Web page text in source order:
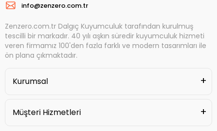
info@zenzero.com.tr
Zenzero.com.tr Dalgıç Kuyumculuk tarafından kurulmuş
tescilli bir markadır. 40 yılı aşkın süredir kuyumculuk hizmeti
veren firmamız 100'den fazla farklı ve modern tasarımları ile
ön plana çıkmaktadır.
Kurumsal
Müşteri Hizmetleri